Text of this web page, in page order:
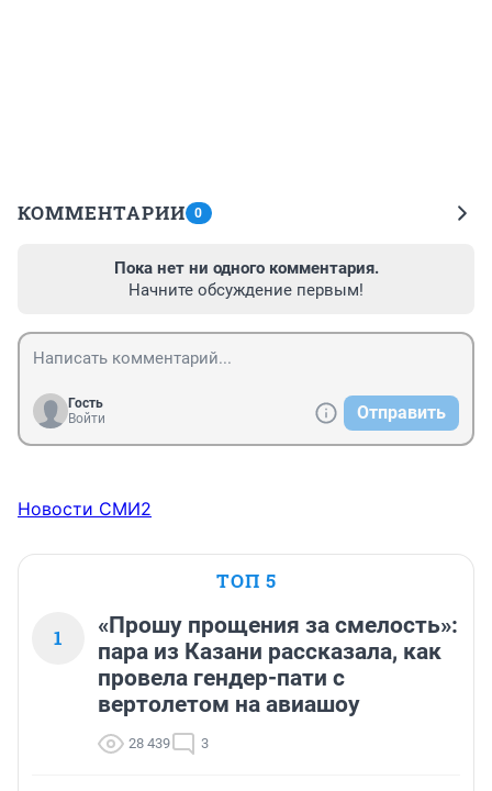
КОММЕНТАРИИ 0
Пока нет ни одного комментария.
Начните обсуждение первым!
Гость
Войти
Отправить
Новости СМИ2
ТОП 5
1
«Прошу прощения за смелость»:
пара из Казани рассказала, как
провела гендер-пати с
вертолетом на авиашоу
28 439 3